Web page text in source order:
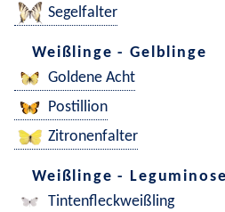
Segelfalter
Weißlinge - Gelblinge
Goldene Acht
Postillion
Zitronenfalter
Weißlinge -
Tintenfleckweißling